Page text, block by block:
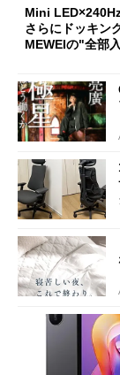
Mini
さらにドッキ
MEWEIの"全部